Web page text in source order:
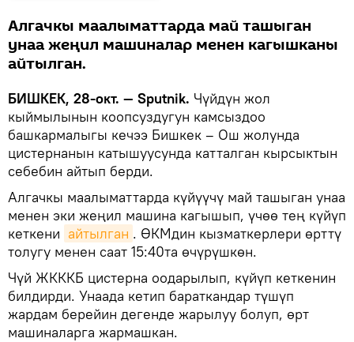
Алгачкы маалыматтарда май ташыган
унаа жеңил машиналар менен кагышканы
айтылган.
БИШКЕК, 28-окт. — Sputnik. Чүйдүн жол
кыймылынын коопсуздугун камсыздоо
башкармалыгы кечээ Бишкек – Ош жолунда
цистернанын катышуусунда катталган кырсыктын
себебин айтып берди.
Алгачкы маалыматтарда күйүүчү май ташыган унаа
менен эки жеңил машина кагышып, үчөө тең күйүп
кеткени айтылган . ӨКМдин кызматкерлери өрттү
толугу менен саат 15:40та өчүрүшкөн.
Чүй ЖКККБ цистерна оодарылып, күйүп кеткенин
билдирди. Унаада кетип бараткандар түшүп
жардам берейин дегенде жарылуу болуп, өрт
машиналарга жармашкан.